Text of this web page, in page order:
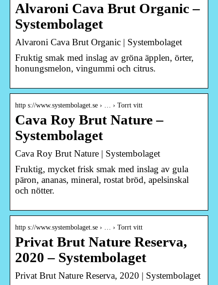
Alvaroni Cava Brut Organic –
Systembolaget
Alvaroni Cava Brut Organic | Systembolaget
Fruktig smak med inslag av gröna äpplen, örter,
honungsmelon, vingummi och citrus.
http s://www.systembolaget.se › … › Torrt vitt
Cava Roy Brut Nature –
Systembolaget
Cava Roy Brut Nature | Systembolaget
Fruktig, mycket frisk smak med inslag av gula
päron, ananas, mineral, rostat bröd, apelsinskal
och nötter.
http s://www.systembolaget.se › … › Torrt vitt
Privat Brut Nature Reserva,
2020 – Systembolaget
Privat Brut Nature Reserva, 2020 | Systembolaget